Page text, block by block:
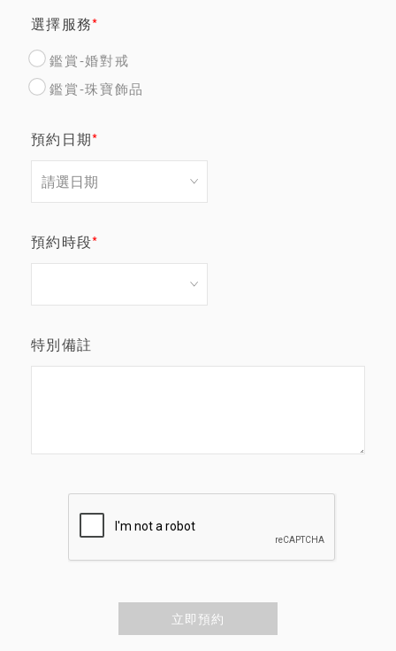
選擇服務*
鑑賞-婚對戒
鑑賞-珠寶飾品
預約日期*
預約時段*
特別備註
立即預約